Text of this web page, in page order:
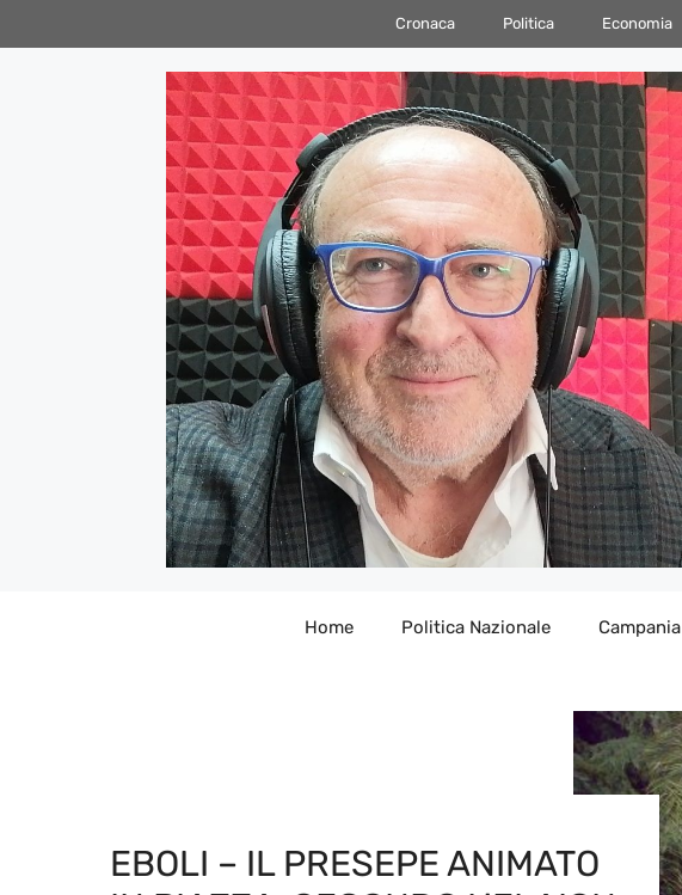
al
Cronaca Politica Economia
Home Politica Nazionale Campania
EBOLI – IL PRESEPE ANIMATO